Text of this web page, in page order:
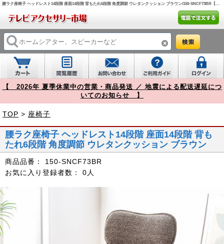
腰ラク座椅子 ヘッドレスト14段階 座面14段階 背もたれ6段階 角度調節 ウレタンクッション ブラウン/150-SNCF73BR【テレビアクセサリー市場】
【 2026年 夏季休業中の営業・商品発送 ／ 地震による配送遅延につ
いてのお知らせ 】
TOP > 座椅子
腰ラク座椅子 ヘッドレスト14段階 座面14段階 背も
たれ6段階 角度調節 ウレタンクッション ブラウン
商品品番：
150-SNCF73BR
お気に入り登録者数：
0人